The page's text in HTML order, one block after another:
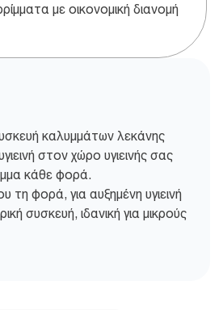
με οικονομική διανομή
καλυμμάτων λεκάνης
στον χώρο υγιεινής σας
κάθε φορά.
τη φορά, για αυξημένη υγιεινή
συσκευή, ιδανική για μικρούς